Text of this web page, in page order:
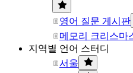
영어 질문 게시판
메모리 크리스마
지역별 언어 스터디
서울